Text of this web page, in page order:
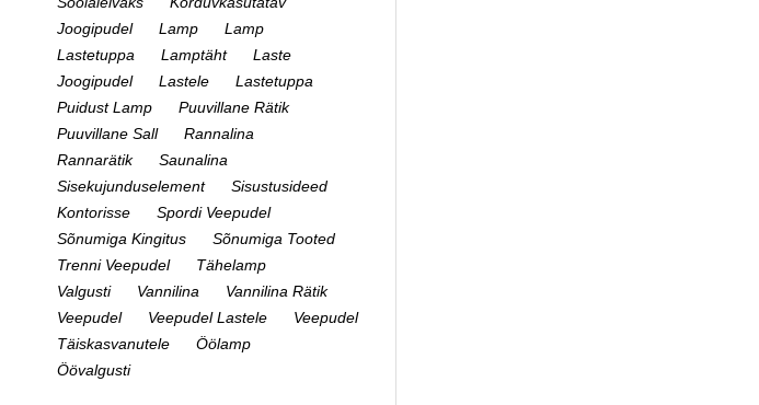
Joogipudel
Lamp
Lamp
Lastetuppa
Lamptäht
Laste
Joogipudel
Lastele
Lastetuppa
Puidust Lamp
Puuvillane Rätik
Puuvillane Sall
Rannalina
Rannarätik
Saunalina
Sisekujunduselement
Sisustusideed
Kontorisse
Spordi Veepudel
Sõnumiga Kingitus
Sõnumiga Tooted
Trenni Veepudel
Tähelamp
Valgusti
Vannilina
Vannilina Rätik
Veepudel
Veepudel Lastele
Veepudel
Täiskasvanutele
Öölamp
Öövalgusti